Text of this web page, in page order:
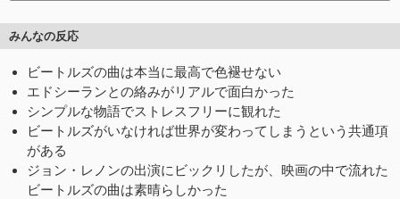
みんなの反応
ビートルズの曲は本当に最高で色褪せない
エドシーランとの絡みがリアルで面白かった
シンプルな物語でストレスフリーに観れた
ビートルズがいなければ世界が変わってしまうという共通項
がある
ジョン・レノンの出演にビックリしたが、映画の中で流れた
ビートルズの曲は素晴らしかった